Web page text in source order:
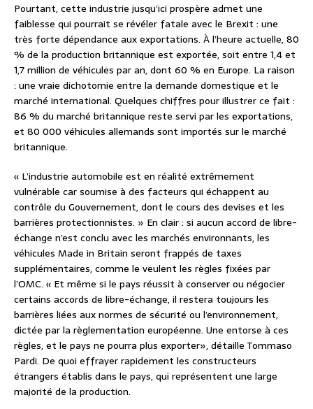
Pourtant, cette industrie jusqu’ici prospère admet une
faiblesse qui pourrait se révéler fatale avec le Brexit : une
très forte dépendance aux exportations. À l’heure actuelle, 80
% de la production britannique est exportée, soit entre 1,4 et
1,7 million de véhicules par an, dont 60 % en Europe. La raison
: une vraie dichotomie entre la demande domestique et le
marché international. Quelques chiffres pour illustrer ce fait :
86 % du marché britannique reste servi par les exportations,
et 80 000 véhicules allemands sont importés sur le marché
britannique.
« L’industrie automobile est en réalité extrêmement
vulnérable car soumise à des facteurs qui échappent au
contrôle du Gouvernement, dont le cours des devises et les
barrières protectionnistes. » En clair : si aucun accord de libre-
échange n’est conclu avec les marchés environnants, les
véhicules Made in Britain seront frappés de taxes
supplémentaires, comme le veulent les règles fixées par
l’OMC. « Et même si le pays réussit à conserver ou négocier
certains accords de libre-échange, il restera toujours les
barrières liées aux normes de sécurité ou l’environnement,
dictée par la règlementation européenne. Une entorse à ces
règles, et le pays ne pourra plus exporter», détaille Tommaso
Pardi. De quoi effrayer rapidement les constructeurs
étrangers établis dans le pays, qui représentent une large
majorité de la production.